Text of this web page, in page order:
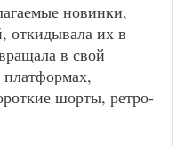
новинки,
откидывала их в
в свой
платформах,
шорты, ретро-